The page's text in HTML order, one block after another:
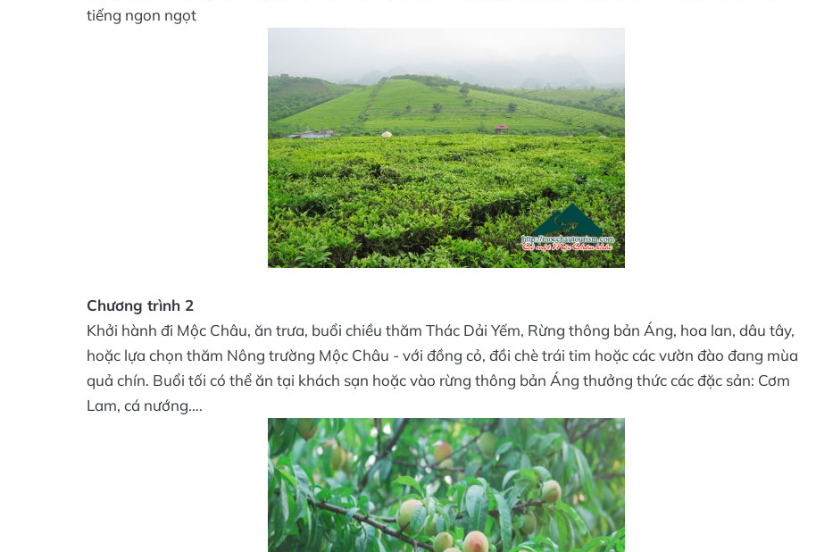
tiếng ngon ngọt
Chương trình 2
Khởi hành đi Mộc Châu, ăn trưa, buổi chiều thăm Thác Dải Yếm, Rừng thông bản Áng, hoa lan, dâu tây,
hoặc lựa chọn thăm Nông trường Mộc Châu - với đồng cỏ, đồi chè trái tim hoặc các vườn đào đang mùa
quả chín. Buổi tối có thể ăn tại khách sạn hoặc vào rừng thông bản Áng thưởng thức các đặc sản: Cơm
Lam, cá nướng….